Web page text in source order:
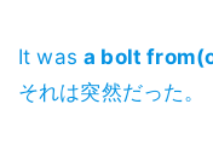
It wasa bolt
それは突然だった。